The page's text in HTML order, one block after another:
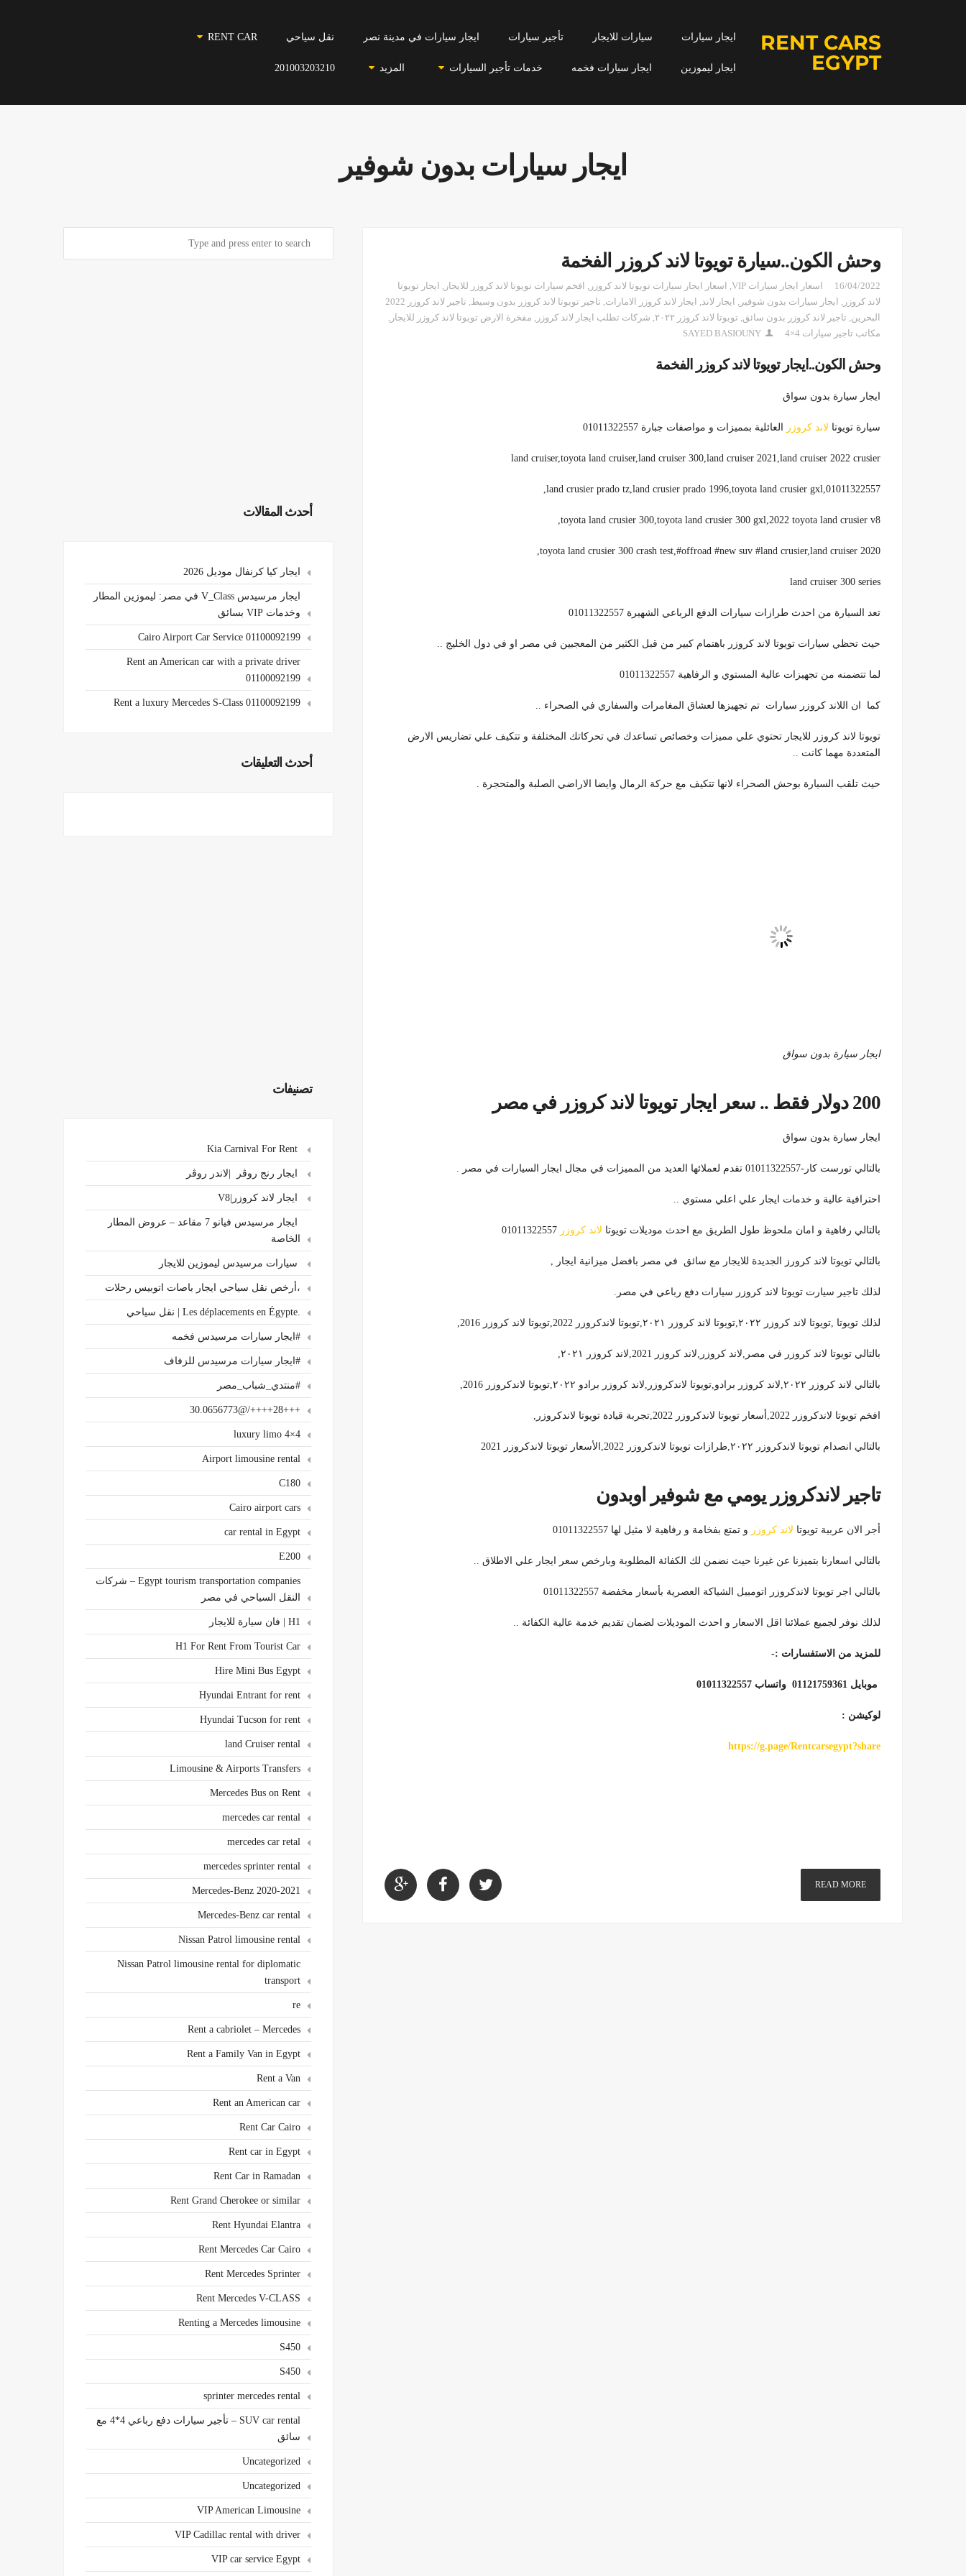
RENT CARS
EGYPT
ايجار سيارات سيارات للايجار تأجير سيارات ايجار سيارات في مدينة نصر نقل سياحي RENT CAR
ايجار ليموزين ايجار سيارات فخمه خدمات تأجير السيارات المزيد 201003203210
ايجار سيارات بدون شوفير
وحش الكون..سيارة تويوتا لاند كروزر الفخمة
16/04/2022 اسعار ايجار سيارات VIP , اسعار ايجار سيارات تويوتا لاند كروزر , افخم سيارات تويوتا لاند كروزر للايجار , ايجار تويوتا
لاند كروزر , ايجار سيارات بدون شوفير , ايجار لاند, ايجار لاند كروزر الامارات, تاجير تويوتا لاند كروزر بدون وسيط,
تاجير لاند كروزر 2022
البحرين, تاجير لاند كروزر بدون سائق, تويوتا لاند كروزر ٢٠٢٢ , شركات تطلب ايجار لاند كروزر , مفخرة الارض تويوتا لاند كروزر للايجار ,
مكاتب تاجير سيارات 4×4
SAYED BASIOUNY
وحش الكون..ايجار تويوتا لاند كروزر الفخمة
ايجار سيارة بدون سواق
سيارة تويوتا لاند كروزر العائلية بمميزات و مواصفات جبارة 01011322557
land cruiser,toyota land cruiser,land cruiser 300,land cruiser 2021,land cruiser 2022 crusier
01011322557,land crusier prado tz,land crusier prado 1996,toyota land crusier gxl,
toyota land crusier 300,toyota land crusier 300 gxl,2022 toyota land crusier v8,
toyota land crusier 300 crash test,#offroad #new suv #land crusier,land cruiser 2020,
land cruiser 300 series
تعد السيارة من احدث طرازات سيارات الدفع الرباعي الشهيرة 01011322557
حيث تحظي سيارات تويوتا لاند كروزر باهتمام كبير من قبل الكثير من المعجبين في مصر او في دول الخليج ..
لما تتضمنه من تجهيزات عالية المستوي و الرفاهية 01011322557
كما ان اللاند كروزر سيارات تم تجهيزها لعشاق المغامرات والسفاري في الصحراء ..
تويوتا لاند كروزر للايجار تحتوي علي مميزات وخصائص تساعدك في تحركاتك المختلفة و تتكيف علي تضاريس الارض
المتعددة مهما كانت ..
حيث تلقب السيارة بوحش الصحراء لانها تتكيف مع حركة الرمال وايضا الاراضي الصلبة والمتحجرة .
ايجار سيارة بدون سواق
200 دولار فقط .. سعر ايجار تويوتا لاند كروزر في مصر
ايجار سيارة بدون سواق
بالتالي تورست كار-01011322557 تقدم لعملائها العديد من المميزات في مجال ايجار السيارات في مصر .
احترافية عالية و خدمات ايجار علي اعلي مستوي ..
بالتالي رفاهية و امان ملحوظ طول الطريق مع احدث موديلات تويوتا لاند كروزر
بالتالي تويوتا لاند كرورز الجديدة للايجار مع سائق في مصر بافضل ميزانية ايجار ,
لذلك تاجير سيارت تويوتا لاند كروزر سيارات دفع رباعي في مصر.
لذلك تويوتا ,تويوتا لاند كروزر ٢٠٢٢,تويوتا لاند كروزر ٢٠٢١,تويوتا لاندكروزر 2022,تويوتا لاند كروزر 2016,
بالتالي تويوتا لاند كروزر في مصر,لاند كروزر,لاند كروزر 2021,لاند كروزر ٢٠٢١,
بالتالي لاند كروزر ٢٠٢٢,لاند كروزر برادو,تويوتا لاندكروزر,لاند كروزر برادو ٢٠٢٢,تويوتا لاندكروزر 2016,
افخم تويوتا لاندكروزر 2022,أسعار تويوتا لاندكروزر 2022,تجربة قيادة تويوتا لاندكروزر,
بالتالي انصدام تويوتا لاندكروزر ٢٠٢٢,طرازات تويوتا لاندكروزر 2022,الأسعار تويوتا لاندكروزر 2021
تاجير لاندكروزر يومي مع شوفير اوبدون
أجر الان عربية تويوتا لاند كروزر و تمتع بفخامة و رفاهية لا مثيل لها 01011322557
بالتالي اسعارنا بتميزنا عن غيرنا حيث نضمن لك الكفائة المطلوبة وبارخص سعر ايجار علي الاطلاق ..
بالتالي اجر تويوتا لاندكروزر اتومبيل الشياكة العصرية بأسعار مخفضة 01011322557
لذلك نوفر لجميع عملائنا اقل الاسعار و احدث الموديلات لضمان تقديم خدمة عالية الكفائة ..
للمزيد من الاستفسارات :-
موبايل 01121759361 واتساب 01011322557
لوكيشن :
https://g.page/Rentcarsegypt?share
READ MORE
أحدث المقالات
ايجار كيا كرنفال موديل 2026
ايجار مرسيدس V_Class في مصر: ليموزين المطار
وخدمات VIP بسائق
Cairo Airport Car Service 01100092199
Rent an American car with a private driver
01100092199
Rent a luxury Mercedes S-Class 01100092199
أحدث التعليقات
تصنيفات
ايجار رنج روڤر |لاندر روڤر
ايجار لاند كروزر|V8
ايجار مرسيدس فيانو 7 مقاعد – عروض المطار
الخاصة
سيارات مرسيدس ليموزين للايجار
،أرخص نقل سياحي ايجار باصات اتوبيس رحلات
.Les déplacements en Égypte | نقل سياحي
#ايجار سيارات مرسيدس فخمه
#ايجار سيارات مرسيدس للزفاف
#منتدي_شباب_مصر
+++28++++/@30.0656773
4×4 luxury limo
Airport limousine rental
C180
Cairo airport cars
car rental in Egypt
E200
Egypt tourism transportation companies – شركات
النقل السياحي في مصر
H1 | فان سيارة للايجار
H1 For Rent From Tourist Car
Hire Mini Bus Egypt
Hyundai Entrant for rent
Hyundai Tucson for rent
land Cruiser rental
Limousine & Airports Transfers
Mercedes Bus on Rent
mercedes car rental
mercedes car retal
mercedes sprinter rental
Mercedes-Benz 2020-2021
Mercedes-Benz car rental
Nissan Patrol limousine rental
Nissan Patrol limousine rental for diplomatic
transport
re
Rent a cabriolet – Mercedes
Rent a Family Van in Egypt
Rent a Van
Rent an American car
Rent Car Cairo
Rent car in Egypt
Rent Car in Ramadan
Rent Grand Cherokee or similar
Rent Hyundai Elantra
Rent Mercedes Car Cairo
Rent Mercedes Sprinter
Rent Mercedes V-CLASS
Renting a Mercedes limousine
S450
S450
sprinter mercedes rental
SUV car rental – تأجير سيارات دفع رباعي 4*4 مع
سائق
Uncategorized
Uncategorized
VIP American Limousine
VIP Cadillac rental with driver
VIP car service Egypt